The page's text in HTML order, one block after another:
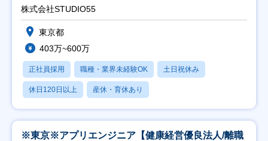
株式会社STUDIO55
東京都
403万~600万
正社員採用 職種・業界未経験OK 土日祝休み
休日120日以上 産休・育休あり
※東京※アプリエンジニア【健康経営優良法人/離職